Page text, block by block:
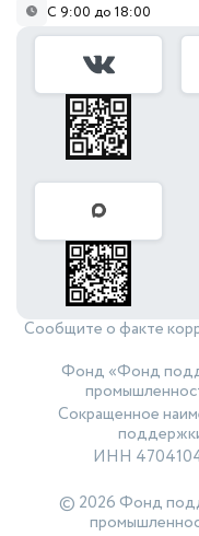
С 9:00 до 18:00
Сообщите о факте
Фонд «Фонд
Сокращенное
ИНН
© 2026 Фонд